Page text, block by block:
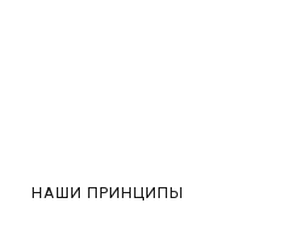
НАШИ ПРИНЦИПЫ